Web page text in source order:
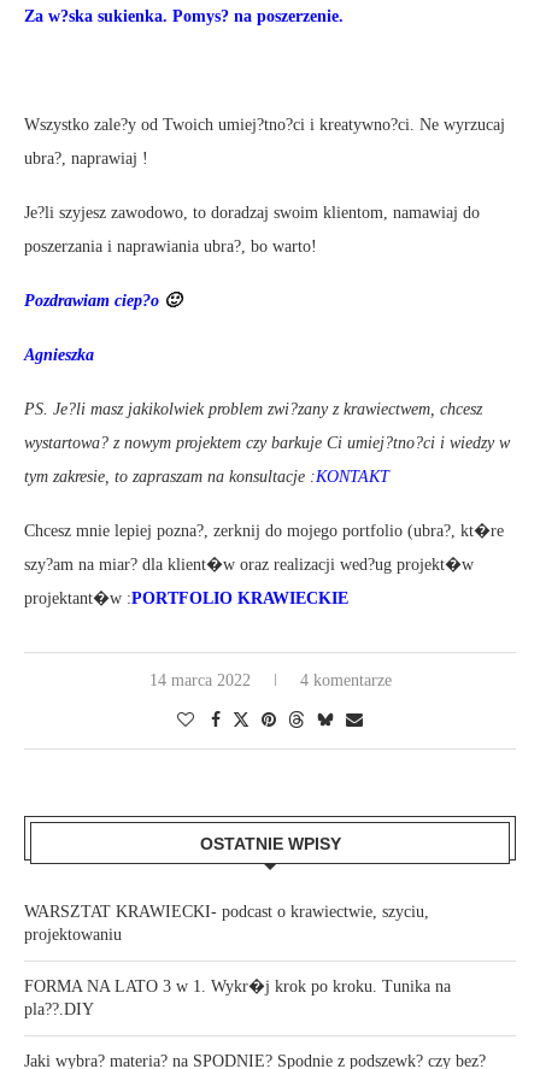
Za w?ska sukienka. Pomys? na poszerzenie.
Wszystko zale?y od Twoich umiej?tno?ci i kreatywno?ci. Ne wyrzucaj
ubra?, naprawiaj !
Je?li szyjesz zawodowo, to doradzaj swoim klientom, namawiaj do
poszerzania i naprawiania ubra?, bo warto!
Pozdrawiam ciep?o 🙂
Agnieszka
PS. Je?li masz jakikolwiek problem zwi?zany z krawiectwem, chcesz
wystartowa? z nowym projektem czy barkuje Ci umiej?tno?ci i wiedzy w
tym zakresie, to zapraszam na konsultacje :KONTAKT
Chcesz mnie lepiej pozna?, zerknij do mojego portfolio (ubra?, kt�re
szy?am na miar? dla klient�w oraz realizacji wed?ug projekt�w
projektant�w :PORTFOLIO KRAWIECKIE
14 marca 2022 4 komentarze
OSTATNIE WPISY
WARSZTAT KRAWIECKI- podcast o krawiectwie, szyciu,
projektowaniu
FORMA NA LATO 3 w 1. Wykr�j krok po kroku. Tunika na
pla??.DIY
Jaki wybra? materia? na SPODNIE? Spodnie z podszewk? czy bez?